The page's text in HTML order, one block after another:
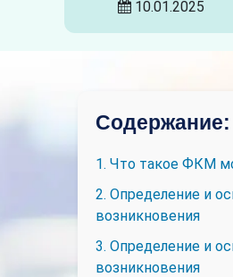
10.01.2025
Содержание:
1. Что такое ФКМ
2. Определение и
возникновения
3. Определение и
возникновения